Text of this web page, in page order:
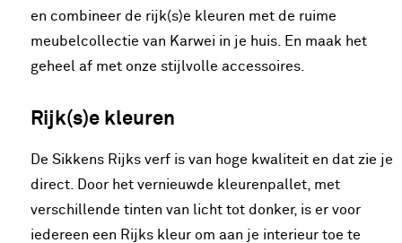
en combineer de rijk(s)e kleuren met de ruime
meubelcollectie van Karwei in je huis. En maak het
geheel af met onze stijlvolle accessoires.
Rijk(s)e kleuren
De Sikkens Rijks verf is van hoge kwaliteit en dat zie je
direct. Door het vernieuwde kleurenpallet, met
verschillende tinten van licht tot donker, is er voor
iedereen een Rijks kleur om aan je interieur toe te